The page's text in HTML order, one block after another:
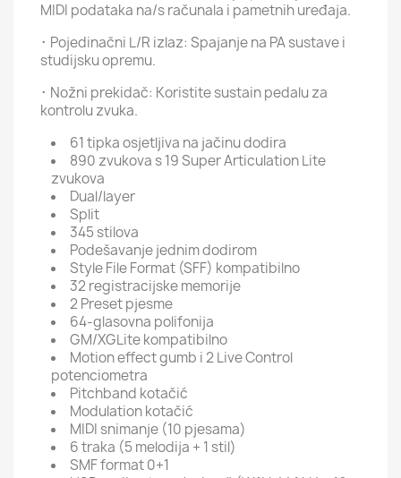
MIDI podataka na/s računala i pametnih uređaja.
･ Pojedinačni L/R izlaz: Spajanje na PA sustave i
studijsku opremu.
･ Nožni prekidač: Koristite sustain pedalu za
kontrolu zvuka.
61 tipka osjetljiva na jačinu dodira
890 zvukova s ​​19 Super Articulation Lite
zvukova
Dual/layer
Split
345 stilova
Podešavanje jednim dodirom
Style File Format (SFF) kompatibilno
32 registracijske memorije
2 Preset pjesme
64-glasovna polifonija
GM/XGLite kompatibilno
Motion effect gumb i 2 Live Control
potenciometra
Pitchband kotačić
Modulation kotačić
MIDI snimanje (10 pjesama)
6 traka (5 melodija + 1 stil)
SMF format 0+1